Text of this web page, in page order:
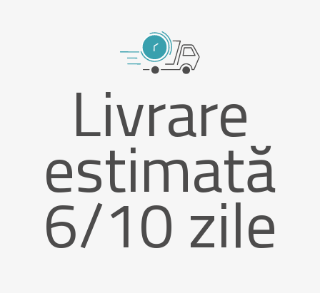
Livrare
estimată
6/10 zile